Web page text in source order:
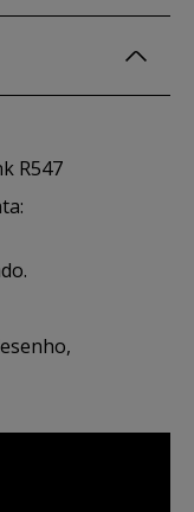
R547